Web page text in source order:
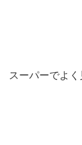
スーパーでよく